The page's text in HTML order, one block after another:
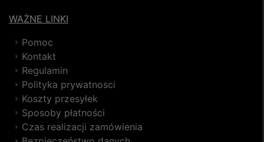
WAŻNE LINKI
Pomoc
Kontakt
Regulamin
Polityka prywatnosci
Koszty przesyłek
Sposoby płatności
Czas realizacji zamówienia